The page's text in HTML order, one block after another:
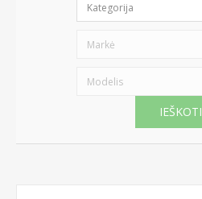
Kategorija
Markė
Modelis
IEŠKOTI